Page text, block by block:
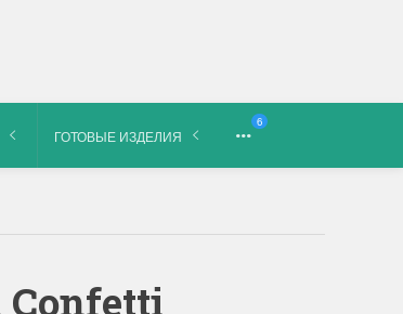
ГОТОВЫЕ ИЗДЕЛИЯ
6
Confetti